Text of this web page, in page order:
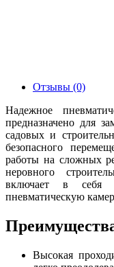
Отзывы (0)
Надежное
предназначено для
садовых и
безопасного
работы на сложных
неровного
включает в себя
пневматическую
Высокая